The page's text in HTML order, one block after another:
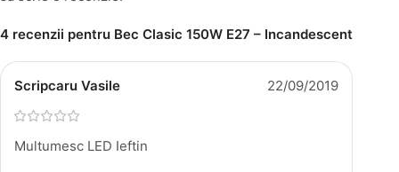
4 recenzii pentru Bec Clasic 150W E27 – Incandescent
Scripcaru Vasile 22/09/2019
Multumesc LED Ieftin